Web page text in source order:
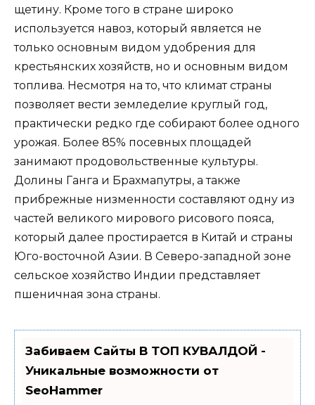
щетину. Кроме того в стране широко
используется навоз, который является не
только основным видом удобрения для
крестьянских хозяйств, но и основным видом
топлива. Несмотря на то, что климат страны
позволяет вести земледелие круглый год,
практически редко где собирают более одного
урожая. Более 85% посевных площадей
занимают продовольственные культуры.
Долины Ганга и Брахмапутры, а также
прибрежные низменности составляют одну из
частей великого мирового рисового пояса,
который далее простирается в Китай и страны
Юго-восточной Азии. В Северо-западной зоне
сельское хозяйство Индии представляет
пшеничная зона страны.
Забиваем Сайты В ТОП КУВАЛДОЙ -
Уникальные возможности от
SeoHammer